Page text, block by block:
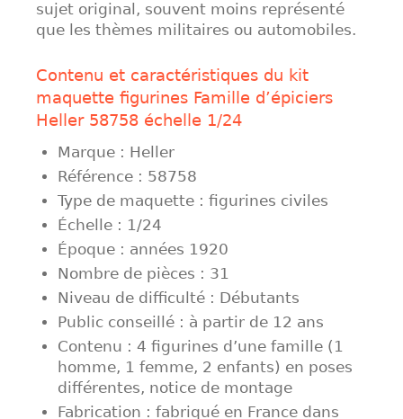
sujet original, souvent moins représenté
que les thèmes militaires ou automobiles.
Contenu et caractéristiques du kit
maquette figurines Famille d’épiciers
Heller 58758 échelle 1/24
Marque : Heller
Référence : 58758
Type de maquette : figurines civiles
Échelle : 1/24
Époque : années 1920
Nombre de pièces : 31
Niveau de difficulté : Débutants
Public conseillé : à partir de 12 ans
Contenu : 4 figurines d’une famille (1
homme, 1 femme, 2 enfants) en poses
différentes, notice de montage
Fabrication : fabriqué en France dans